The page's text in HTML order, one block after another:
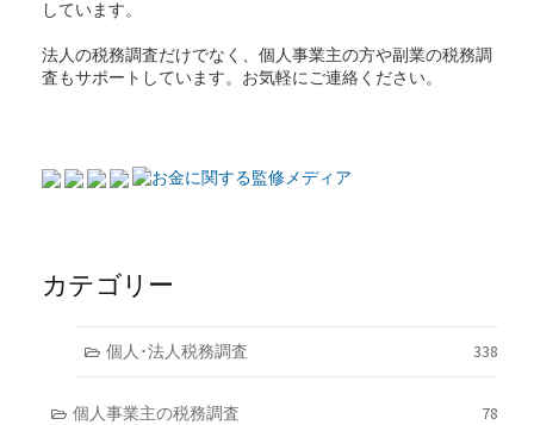
しています。
法人の税務調査だけでなく、個人事業主の方や副業の税務調
査もサポートしています。お気軽にご連絡ください。
カテゴリー
個人･法人税務調査 338
個人事業主の税務調査 78